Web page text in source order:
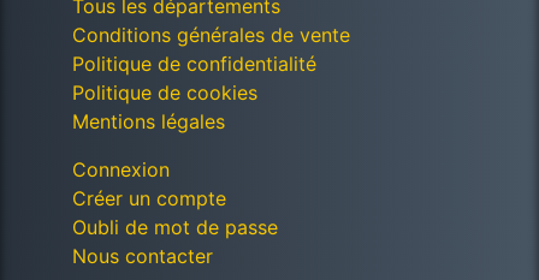
Tous les départements
Conditions générales de vente
Politique de confidentialité
Politique de cookies
Mentions légales
Connexion
Créer un compte
Oubli de mot de passe
Nous contacter